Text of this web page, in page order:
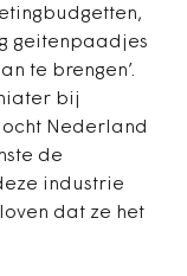
geitenpaadjes
te brengen’.
bij
Nederland
de
industrie
dat ze het